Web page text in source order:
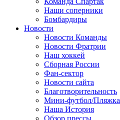
Наши соперники
Бомбардиры
Новости
Новости Команды
Новости Фратрии
Наш хоккей
Сборная России
Фан-cектор
Новости сайта
Благотворительность
Мини-футбол/Пляжка
Наша История
Обзор прессы